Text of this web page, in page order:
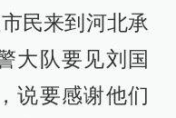
民来到河北承
大队要见刘国
说要感谢他们